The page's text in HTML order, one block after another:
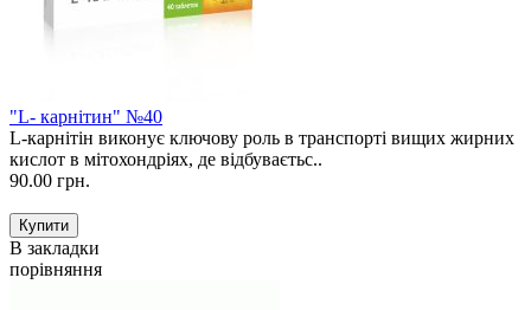
"L- карнітин" №40
L-карнітін виконує ключову роль в транспорті вищих жирних
кислот в мітохондріях, де відбуваєтьс..
90.00 грн.
В закладки
порівняння